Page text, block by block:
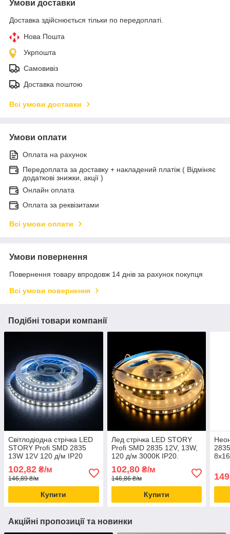
Умови доставки
Доставка здійснюється тільки по передоплаті.
Нова Пошта
Укрпошта
Самовивіз
Доставка поштою
Всі умови доставки
Умови оплати
Оплата на рахунок
Передоплата за доставку + накладений платіж ( Відміняє
додаткові знижки, акції )
Онлайн оплата
Оплата за реквізитами
Всі умови оплати
Умови повернення
Повернення товару впродовж 14 днів за рахунок покупця
Всі умови повернення
Подібні товари компанії
Світлодіодна стрічка LED
STORY Profi SMD 2835
13W 12V 120 д/м ІР20
102,82 ₴/м
146,89 ₴/м
Купити
Лед стрічка LED STORY
Profi SMD 2835 12V, 13W,
120 д/м 3000К IP20.
102,80₴/м
146,86 ₴/м
Купити
149
Акційні пропозиції та новинки